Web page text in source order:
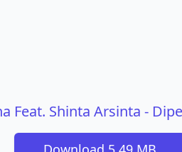
Feat. Shinta Arsinta -